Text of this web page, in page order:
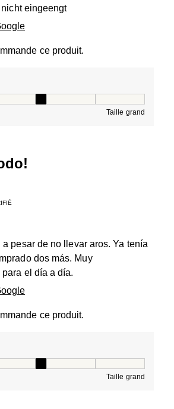
eingeengt
ce produit.
Taille grand
pesar de no llevar aros. Ya tenía
dos más. Muy
el día a día.
ce produit.
Taille grand